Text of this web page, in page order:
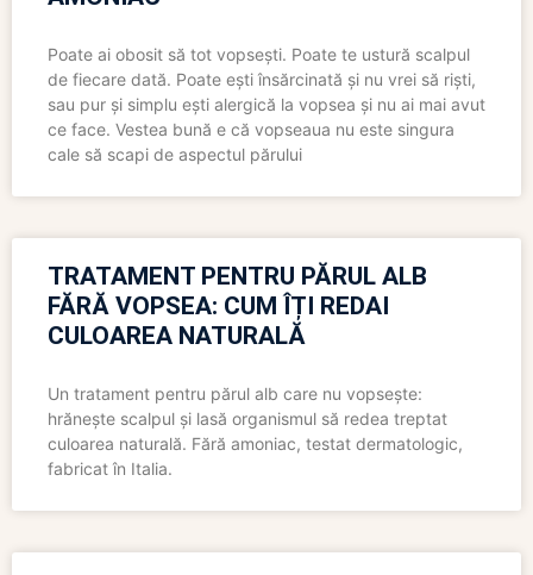
Poate ai obosit să tot vopsești. Poate te ustură scalpul
de fiecare dată. Poate ești însărcinată și nu vrei să riști,
sau pur și simplu ești alergică la vopsea și nu ai mai avut
ce face. Vestea bună e că vopseaua nu este singura
cale să scapi de aspectul părului
TRATAMENT PENTRU PĂRUL ALB
FĂRĂ VOPSEA: CUM ÎȚI REDAI
CULOAREA NATURALĂ
Un tratament pentru părul alb care nu vopsește:
hrănește scalpul și lasă organismul să redea treptat
culoarea naturală. Fără amoniac, testat dermatologic,
fabricat în Italia.